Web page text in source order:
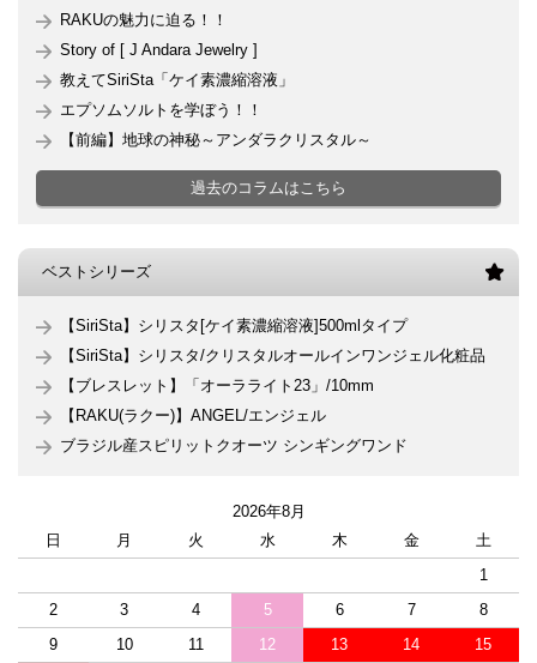
RAKUの魅力に迫る！！
Story of [ J Andara Jewelry ]
教えてSiriSta「ケイ素濃縮溶液」
エプソムソルトを学ぼう！！
【前編】地球の神秘～アンダラクリスタル～
過去のコラムはこちら
ベストシリーズ
【SiriSta】シリスタ[ケイ素濃縮溶液]500mlタイプ
【SiriSta】シリスタ/クリスタルオールインワンジェル化粧品
【ブレスレット】「オーラライト23」/10mm
【RAKU(ラクー)】ANGEL/エンジェル
ブラジル産スピリットクオーツ シンギングワンド
2026年8月
日
月 火 水 木 金
土
1
2
3 4 5 6 7
8
9
10 11 12 13 14
15